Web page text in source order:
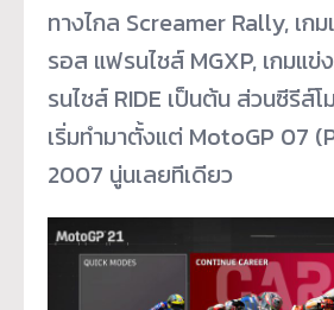
ทางไกล Screamer Rally, เก
รอส แฟรนไชส์ MGXP, เกมแ
รนไชส์ RIDE เป็นต้น ส่วนซีรีส์
เริ่มทำมาตั้งแต่ MotoGP 07
2007 นู่นเลยทีเดียว